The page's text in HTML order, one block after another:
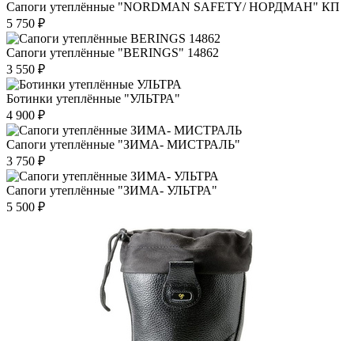
Сапоги утеплённые "NORDMAN SAFETY/ НОРДМАН" КП
5 750 ₽
Сапоги утеплённые "BERINGS" 14862
3 550 ₽
Ботинки утеплённые "УЛЬТРА"
4 900 ₽
Сапоги утеплённые "ЗИМА- МИСТРАЛЬ"
3 750 ₽
Сапоги утеплённые "ЗИМА- УЛЬТРА"
5 500 ₽